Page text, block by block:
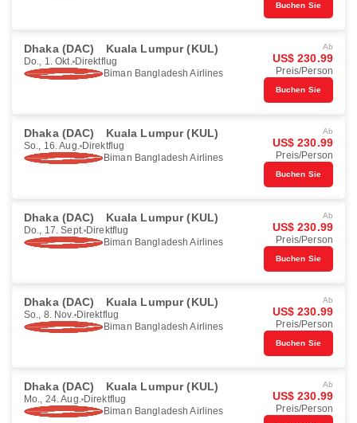
Buchen Sie
Dhaka (DAC) Kuala Lumpur (KUL)
Do., 1. Okt. Direktflug
Biman Bangladesh Airlines
Ab
US$ 230.99
Preis/Person
Buchen Sie
Dhaka (DAC) Kuala Lumpur (KUL)
So., 16. Aug. Direktflug
Biman Bangladesh Airlines
Ab
US$ 230.99
Preis/Person
Buchen Sie
Dhaka (DAC) Kuala Lumpur (KUL)
Do., 17. Sept. Direktflug
Biman Bangladesh Airlines
Ab
US$ 230.99
Preis/Person
Buchen Sie
Dhaka (DAC) Kuala Lumpur (KUL)
So., 8. Nov. Direktflug
Biman Bangladesh Airlines
Ab
US$ 230.99
Preis/Person
Buchen Sie
Dhaka (DAC) Kuala Lumpur (KUL)
Mo., 24. Aug. Direktflug
Biman Bangladesh Airlines
Ab
US$ 230.99
Preis/Person